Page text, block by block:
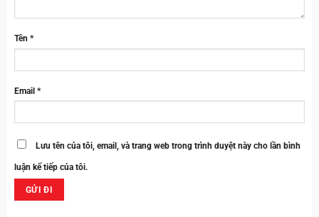
Tên *
Email *
Lưu tên của tôi, email, và trang web trong trình duyệt này cho lần bình
luận kế tiếp của tôi.